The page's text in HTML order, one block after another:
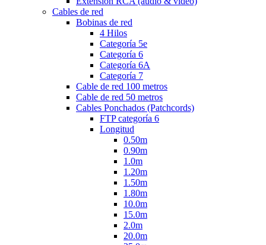
Cables de red
Bobinas de red
4 Hilos
Categoría 5e
Categoría 6
Categoría 6A
Categoría 7
Cable de red 100 metros
Cable de red 50 metros
Cables Ponchados (Patchcords)
FTP categoría 6
Longitud
0.50m
0.90m
1.0m
1.20m
1.50m
1.80m
10.0m
15.0m
2.0m
20.0m